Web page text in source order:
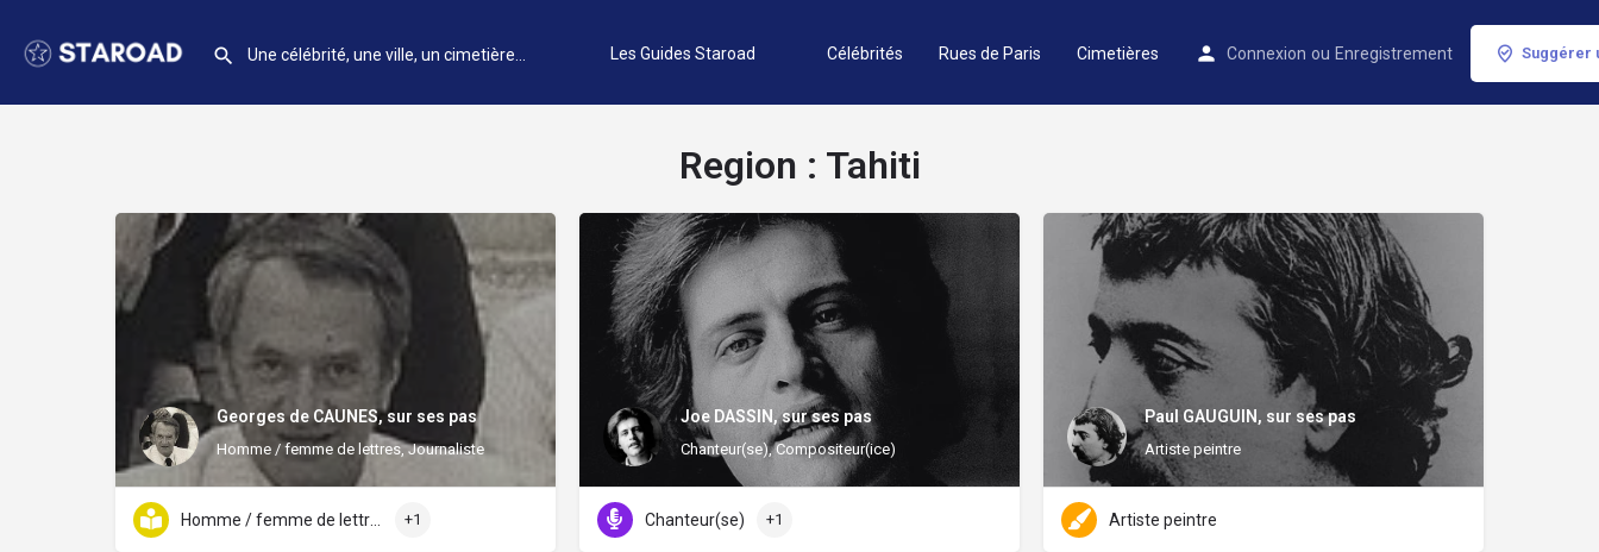
Les Guides Staroad Célébrités Rues de Paris Cimetières Connexion ou Enregistrement Suggérer
Region : Tahiti
Georges de CAUNES, sur ses pas
Homme / femme de lettres, Journaliste
+1
Joe DASSIN, sur ses pas
Chanteur(se), Compositeur(ice)
Chanteur(se) +1
Paul GAUGUIN, sur ses pas
Artiste peintre
Artiste peintre